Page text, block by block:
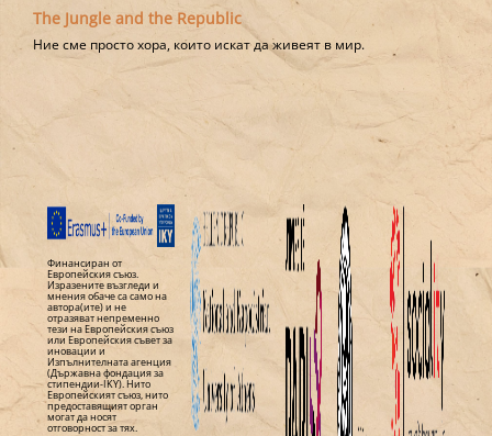
The Jungle and the Republic
Ние сме просто хора, които искат да живеят в мир.
Финансиран от
Европейския съюз.
Изразените възгледи и
мнения обаче са само на
автора(ите) и не
отразяват непременно
тези на Европейския съюз
или Европейския съвет за
иновации и
Изпълнителната агенция
(Държавна фондация за
стипендии-IKY). Нито
Европейският съюз, нито
предоставящият орган
могат да носят
отговорност за тях.